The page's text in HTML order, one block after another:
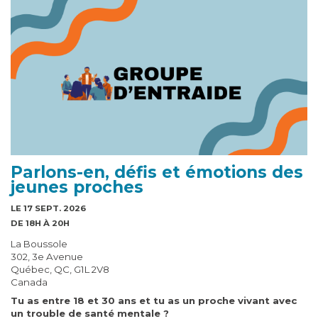
Parlons-en, défis et émotions des
jeunes proches
LE 17 SEPT. 2026
DE 18H À 20H
La Boussole
302, 3e Avenue
Québec, QC, G1L 2V8
Canada
Tu as entre 18 et 30 ans et tu as un proche vivant avec
un trouble de santé mentale ?